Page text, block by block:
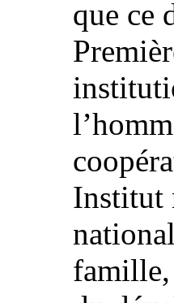
que ce
Institut
famille,